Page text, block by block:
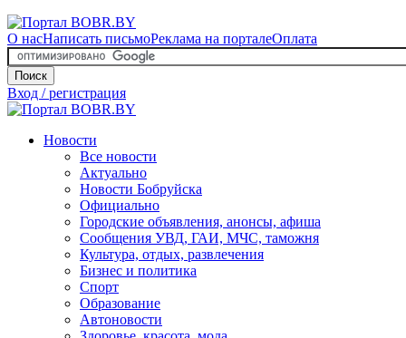
О насНаписать письмоРеклама на порталеОплата
Поиск
Вход / регистрация
Новости
Все новости
Актуально
Новости Бобруйска
Официально
Городские объявления, анонсы, афиша
Сообщения УВД, ГАИ, МЧС, таможня
Культура, отдых, развлечения
Бизнес и политика
Спорт
Образование
Автоновости